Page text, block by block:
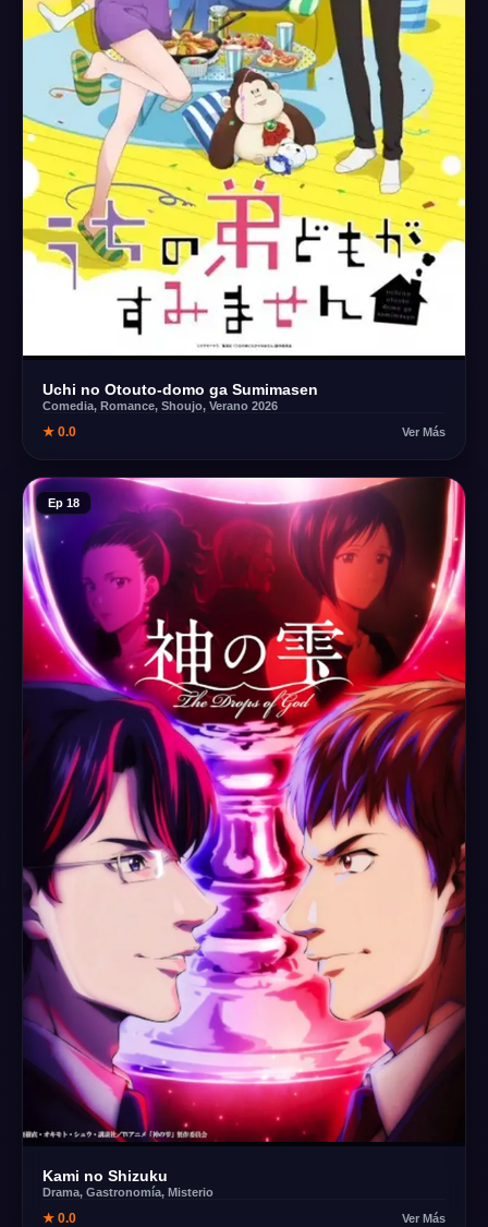
Uchi no Otouto-domo ga Sumimasen
Comedia, Romance, Shoujo, Verano 2026
★ 0.0 Ver Más
Ep 18
Kami no Shizuku
Drama, Gastronomía, Misterio
★ 0.0 Ver Más